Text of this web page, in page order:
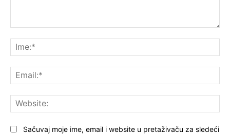
Sačuvaj moje ime, email i website u pretaživaču za sledeći